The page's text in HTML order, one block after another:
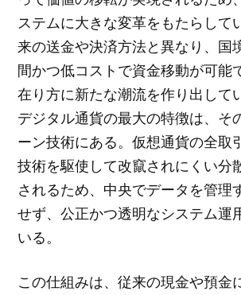
ステムに大きな変革をもたらして
来の送金や決済方法と異なり、国
間かつ低コストで資金移動が可能
在り方に新たな潮流を作り出して
デジタル通貨の最大の特徴は、そ
ーン技術にある。仮想通貨の全取
技術を駆使して改竄されにくい分
されるため、中央でデータを管理
せず、公正かつ透明なシステム運
いる。
この仕組みは、従来の現金や預金